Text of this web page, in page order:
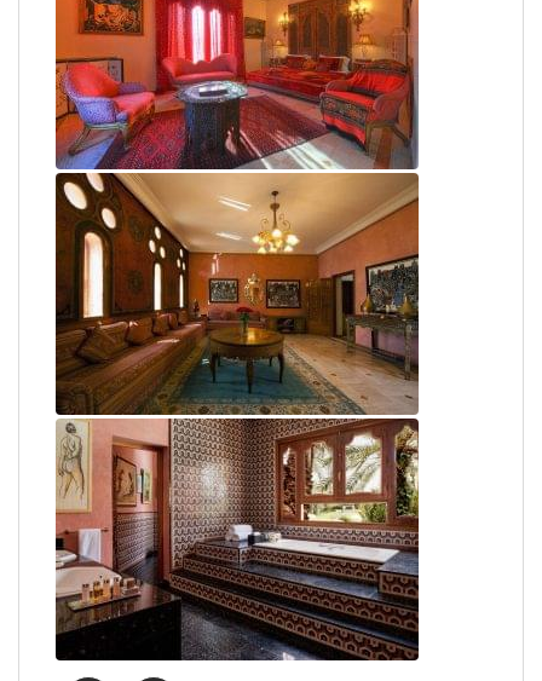
Alojamiento: una cama doble
Cama supletoria: Sí
Ocupación: Dos adultos y un niño menor de 12
años
Baño: Mármol
Ubicación: En el parque
Vista : Parque y piscina
Equipamiento : Gama alta de la marca Anne
Semonin